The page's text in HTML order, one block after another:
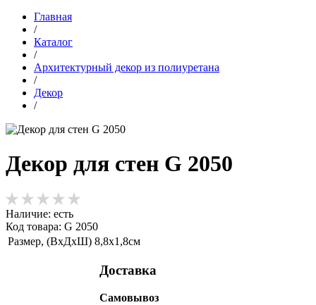
Главная
/
Каталог
/
Архитектурный декор из полиуретана
/
Декор
/
Декор для стен G 2050
Наличие: есть
Код товара: G 2050
Размер, (ВхДхШ) 8,8х1,8см
Доставка
Самовывоз